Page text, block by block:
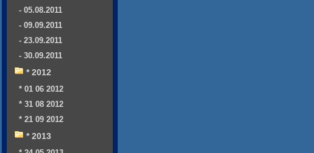
- 05.08.2011
- 09.09.2011
- 23.09.2011
- 30.09.2011
* 2012
* 01 06 2012
* 31 08 2012
* 21 09 2012
* 2013